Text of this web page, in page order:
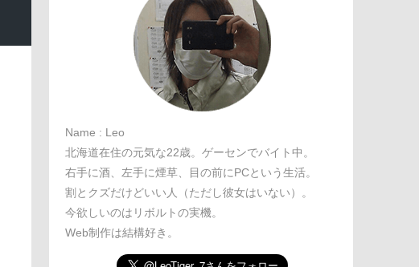
Name : Leo
北海道在住の元気な22歳。ゲーセンでバイト中。
右手に酒、左手に煙草、目の前にPCという生活。
割とクズだけどいい人（ただし彼女はいない）。
今欲しいのはリボルトの実機。
Web制作は結構好き。